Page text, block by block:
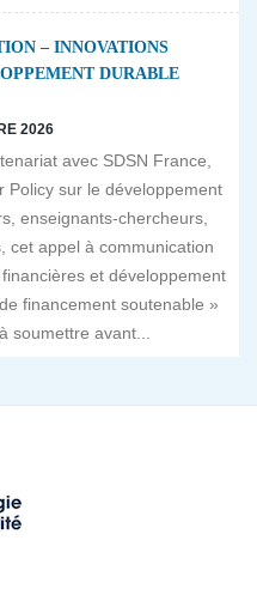
– INNOVATIONS
DURABLE
2026
avec SDSN France,
Policy sur le développement
enseignants-chercheurs,
cet appel à communication
et développement
financement soutenable »
soumettre avant...